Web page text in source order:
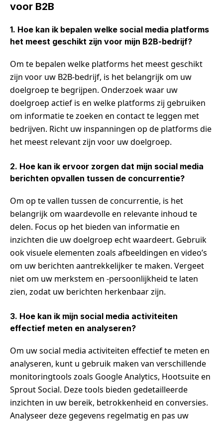
voor B2B
1. Hoe kan ik bepalen welke social media platforms
het meest geschikt zijn voor mijn B2B-bedrijf?
Om te bepalen welke platforms het meest geschikt
zijn voor uw B2B-bedrijf, is het belangrijk om uw
doelgroep te begrijpen. Onderzoek waar uw
doelgroep actief is en welke platforms zij gebruiken
om informatie te zoeken en contact te leggen met
bedrijven. Richt uw inspanningen op de platforms die
het meest relevant zijn voor uw doelgroep.
2. Hoe kan ik ervoor zorgen dat mijn social media
berichten opvallen tussen de concurrentie?
Om op te vallen tussen de concurrentie, is het
belangrijk om waardevolle en relevante inhoud te
delen. Focus op het bieden van informatie en
inzichten die uw doelgroep echt waardeert. Gebruik
ook visuele elementen zoals afbeeldingen en video’s
om uw berichten aantrekkelijker te maken. Vergeet
niet om uw merkstem en -persoonlijkheid te laten
zien, zodat uw berichten herkenbaar zijn.
3. Hoe kan ik mijn social media activiteiten
effectief meten en analyseren?
Om uw social media activiteiten effectief te meten en
analyseren, kunt u gebruik maken van verschillende
monitoringtools zoals Google Analytics, Hootsuite en
Sprout Social. Deze tools bieden gedetailleerde
inzichten in uw bereik, betrokkenheid en conversies.
Analyseer deze gegevens regelmatig en pas uw